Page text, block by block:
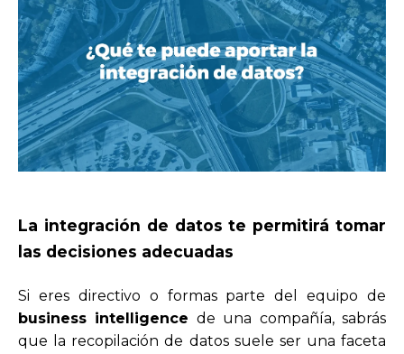
La integración de datos te permitirá tomar
las decisiones adecuadas
Si eres directivo o formas parte del equipo de
business intelligence de una compañía, sabrás
que la recopilación de datos suele ser una faceta